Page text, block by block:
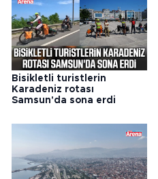
Bisikletli turistlerin
Karadeniz rotası
Samsun'da sona erdi